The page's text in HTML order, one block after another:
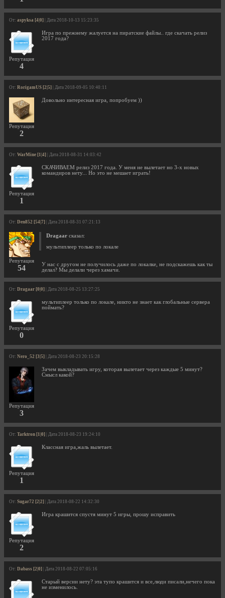
От: aspyksa [4|0] | Дата 2018-10-13 15:23:35
Репутация
4
Игра по прежнему жалуется на пиратские файлы.. где скачать релиз
2017 года?
От: RorigamUS [2|5] | Дата 2018-09-05 10:40:11
Репутация
2
Довольно интересная игра, попробуем ))
От: WarMine [1|4] | Дата 2018-08-31 14:03:42
Репутация
1
СКАЧИВАЕМ релиз 2017 года. У меня не вылетает но 3-х новых
командиров нету... Но это не мешает играть!
От: Den852 [54|7] | Дата 2018-08-31 07:21:13
Репутация
54
Dragaar сказал:
мультиплеер только по локале
У нас с другом не получилось даже по локалке, не подскажешь как ты
делал? Мы делали через хамачи.
От: Dragaar [0|0] | Дата 2018-08-25 13:27:25
Репутация
0
мультиплеер только по локале, никто не знает как глобальные сервера
поймать?
От: Nero_52 [3|5] | Дата 2018-08-23 20:15:28
Репутация
3
Зачем выкладывать игру, которая вылетает через каждые 5 минут?
Смысл какой?
От: Tarktron [1|0] | Дата 2018-08-23 19:24:10
Репутация
1
Классная игра,жаль вылетает.
От: Sugar72 [2|2] | Дата 2018-08-22 14:32:30
Репутация
2
Игра крашится спустя минут 5 игры, прошу исправить
От: Dabass [2|0] | Дата 2018-08-22 07:05:16
Старый версии нету? эта тупо крашится и все,люди писали,нечего пока
не изменилось.